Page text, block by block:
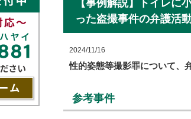
【事例解説】トイレに
った盗撮事件の弁護活
2024/11/16
性的姿態等撮影罪について、
参考事件